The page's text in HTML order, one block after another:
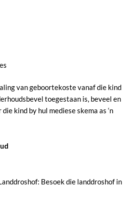
van geboortekoste vanaf die kind
toegestaan is, beveel en
kind by hul mediese skema as ‘n
Besoek die landdroshof in